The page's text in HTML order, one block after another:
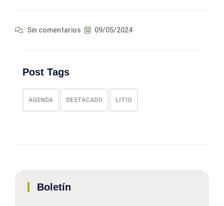
Sin comentarios 09/05/2024
Post Tags
AGENDA DESTACADO LITIO
Boletín